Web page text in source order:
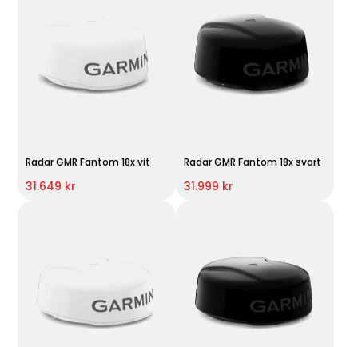
Radar GMR Fantom 18x vit
31.649 kr
Radar GMR Fantom 18x svart
31.999 kr